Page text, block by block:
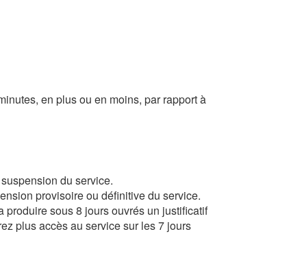
en plus ou en moins, par rapport à
du service.
provisoire ou définitive du service.
sous 8 jours ouvrés un justificatif
plus accès au service sur les 7 jours